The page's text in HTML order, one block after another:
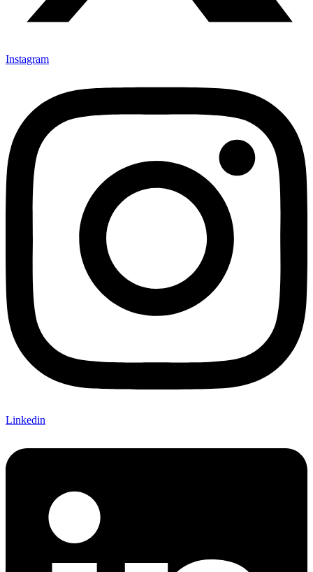
Instagram
Linkedin